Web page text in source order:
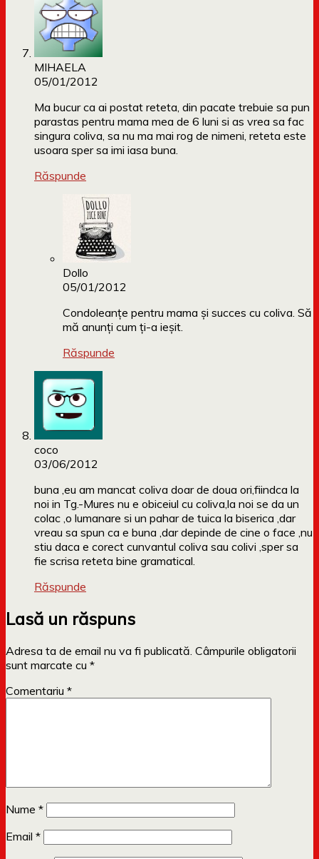
MIHAELA
05/01/2012
Ma bucur ca ai postat reteta, din pacate trebuie sa pun
parastas pentru mama mea de 6 luni si as vrea sa fac
singura coliva, sa nu ma mai rog de nimeni, reteta este
usoara sper sa imi iasa buna.
Răspunde
Dollo
05/01/2012
Condoleanțe pentru mama și succes cu coliva. Să
mă anunți cum ți-a ieșit.
Răspunde
coco
03/06/2012
buna ,eu am mancat coliva doar de doua ori,fiindca la
noi in Tg.-Mures nu e obiceiul cu coliva,la noi se da un
colac ,o lumanare si un pahar de tuica la biserica ,dar
vreau sa spun ca e buna ,dar depinde de cine o face ,nu
stiu daca e corect cunvantul coliva sau colivi ,sper sa
fie scrisa reteta bine gramatical.
Răspunde
Lasă un răspuns
Adresa ta de email nu va fi publicată. Câmpurile obligatorii
sunt marcate cu *
Comentariu *
Nume *
Email *